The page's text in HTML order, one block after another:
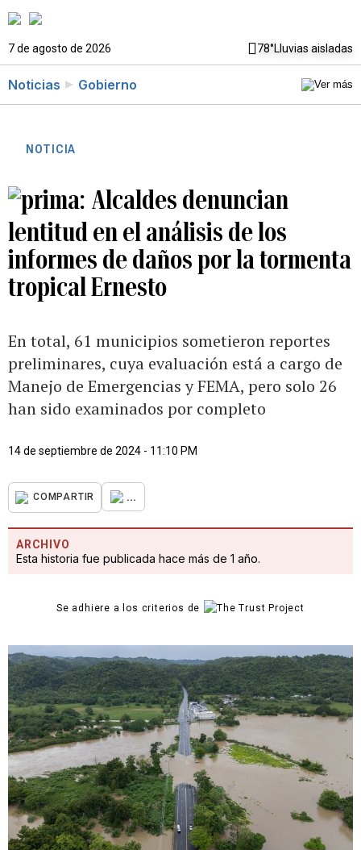
7 de agosto de 2026 78°Lluvias aisladas
Noticias Gobierno
NOTICIA
Alcaldes denuncian
lentitud en el análisis de los
informes de daños por la tormenta
tropical Ernesto
En total, 61 municipios sometieron reportes
preliminares, cuya evaluación está a cargo de
Manejo de Emergencias y FEMA, pero solo 26
han sido examinados por completo
14 de septiembre de 2024 - 11:10 PM
COMPARTIR ...
ARCHIVO
Esta historia fue publicada hace más de 1 año.
Se adhiere a los criterios de